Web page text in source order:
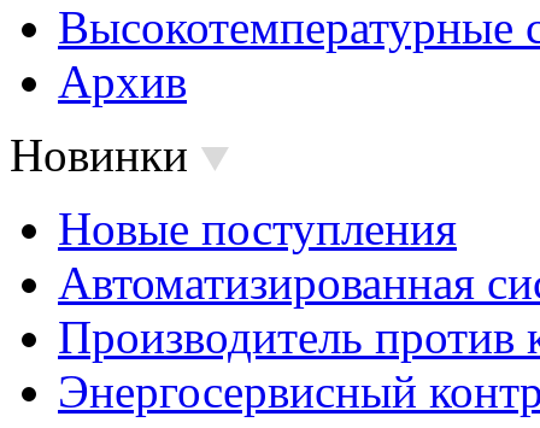
Высокотемпературные
Архив
Новинки
Новые поступления
Автоматизированная
Производитель против
Энергосервисный